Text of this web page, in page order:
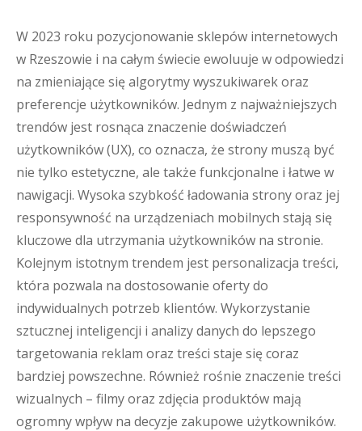
W 2023 roku pozycjonowanie sklepów internetowych
w Rzeszowie i na całym świecie ewoluuje w odpowiedzi
na zmieniające się algorytmy wyszukiwarek oraz
preferencje użytkowników. Jednym z najważniejszych
trendów jest rosnąca znaczenie doświadczeń
użytkowników (UX), co oznacza, że strony muszą być
nie tylko estetyczne, ale także funkcjonalne i łatwe w
nawigacji. Wysoka szybkość ładowania strony oraz jej
responsywność na urządzeniach mobilnych stają się
kluczowe dla utrzymania użytkowników na stronie.
Kolejnym istotnym trendem jest personalizacja treści,
która pozwala na dostosowanie oferty do
indywidualnych potrzeb klientów. Wykorzystanie
sztucznej inteligencji i analizy danych do lepszego
targetowania reklam oraz treści staje się coraz
bardziej powszechne. Również rośnie znaczenie treści
wizualnych – filmy oraz zdjęcia produktów mają
ogromny wpływ na decyzje zakupowe użytkowników.